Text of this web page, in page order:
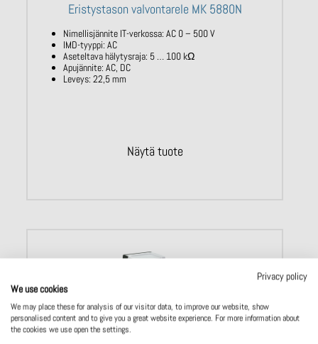
Eristystason valvontarele MK 5880N
Nimellisjännite IT-verkossa: AC 0 – 500V
IMD-tyyppi: AC
Aseteltava hälytysraja: 5 … 100 kΩ
Apujännite: AC, DC
Leveys: 22,5 mm
Näytä tuote
Privacy policy
We use cookies
We may place these for analysis of our visitor data, to improve our website, show
personalised content and to give you a great website experience. For more information about
the cookies we use open the settings.